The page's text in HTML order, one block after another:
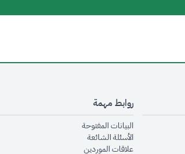
روابط مهمة
البيانات المفتوحةopens in new window
الأسئلة الشائعةopens in new window
علاقات الموردينopens in new window